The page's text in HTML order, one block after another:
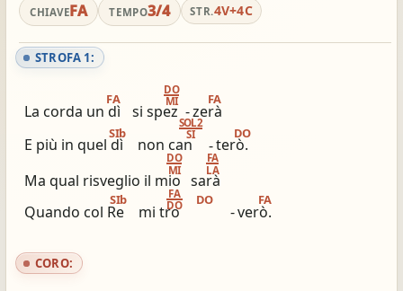
Accordi completi
tocca per semplificare
Per chitarra, suggerito:
Capo 3 / accordi in RE
view_column_2 keyboard_double_arrow_down
Scroll
graphic_eq
Accordatore
tag
# / b
library_books
CHIAVEFA TEMPO3/4 STR.4V+4C
STROFA 1:
La corda un dì
FA
si spez
DO
MI
-zerà
FA
E più in quel dì
SIb
non can
SOL2
SI
-terò.
DO
Ma qual risveglio il mio
DO
MI
sarà
FA
LA
Quando col Re
SIb
mi tro
FA
DO
DO
-verò.
FA
CORO: